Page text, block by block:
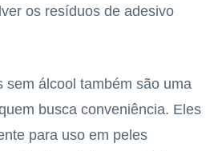
os resíduos de adesivo
sem álcool também são uma
busca conveniência. Eles
para uso em peles